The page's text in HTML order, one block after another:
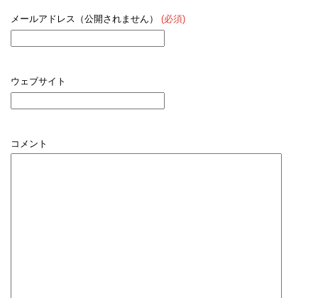
メールアドレス（公開されません） (必須)
ウェブサイト
コメント